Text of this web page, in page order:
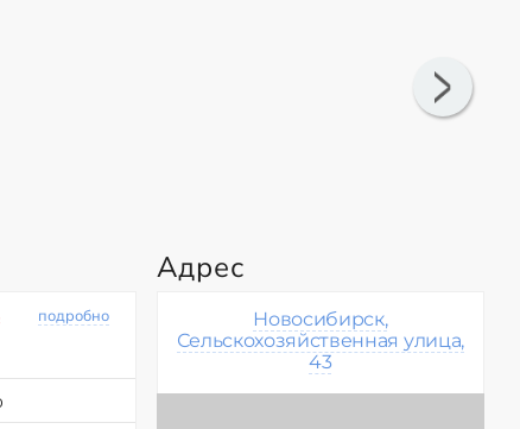
подробно
Адрес
Новосибирск,
Сельскохозяйственная улица,
43